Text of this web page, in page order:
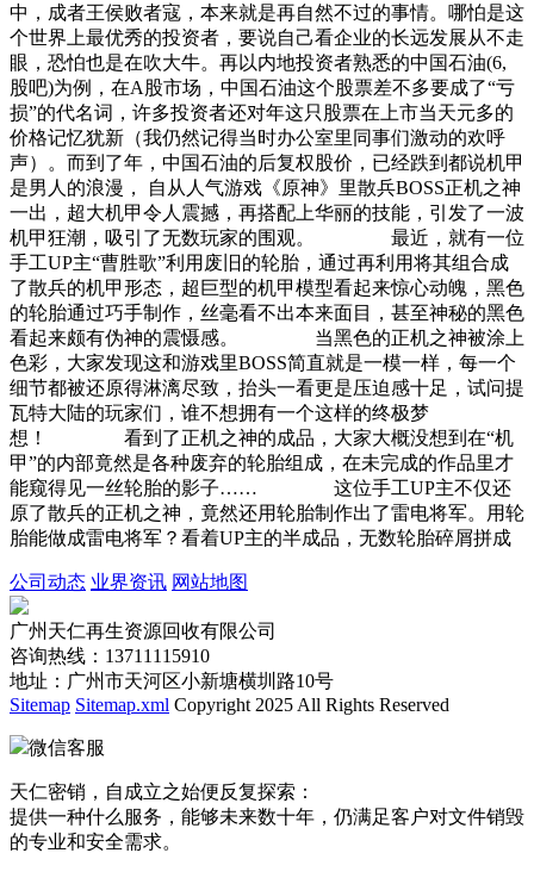
中，成者王侯败者寇，本来就是再自然不过的事情。哪怕是这
个世界上最优秀的投资者，要说自己看企业的长远发展从不走
眼，恐怕也是在吹大牛。再以内地投资者熟悉的中国石油(6,
股吧)为例，在A股市场，中国石油这个股票差不多要成了“亏
损”的代名词，许多投资者还对年这只股票在上市当天元多的
价格记忆犹新（我仍然记得当时办公室里同事们激动的欢呼
声）。而到了年，中国石油的后复权股价，已经跌到都说机甲
是男人的浪漫， 自从人气游戏《原神》里散兵BOSS正机之神
一出，超大机甲令人震撼，再搭配上华丽的技能，引发了一波
机甲狂潮，吸引了无数玩家的围观。 最近，就有一位
手工UP主“曹胜歌”利用废旧的轮胎，通过再利用将其组合成
了散兵的机甲形态，超巨型的机甲模型看起来惊心动魄，黑色
的轮胎通过巧手制作，丝毫看不出本来面目，甚至神秘的黑色
看起来颇有伪神的震慑感。 当黑色的正机之神被涂上
色彩，大家发现这和游戏里BOSS简直就是一模一样，每一个
细节都被还原得淋漓尽致，抬头一看更是压迫感十足，试问提
瓦特大陆的玩家们，谁不想拥有一个这样的终极梦
想！ 看到了正机之神的成品，大家大概没想到在“机
甲”的内部竟然是各种废弃的轮胎组成，在未完成的作品里才
能窥得见一丝轮胎的影子…… 这位手工UP主不仅还
原了散兵的正机之神，竟然还用轮胎制作出了雷电将军。用轮
胎能做成雷电将军？看着UP主的半成品，无数轮胎碎屑拼成
公司动态 业界资讯 网站地图
广州天仁再生资源回收有限公司
咨询热线：13711115910
地址：广州市天河区小新塘横圳路10号
Sitemap Sitemap.xml Copyright 2025 All Rights Reserved
微信客服
天仁密销，自成立之始便反复探索：
提供一种什么服务，能够未来数十年，仍满足客户对文件销毁
的专业和安全需求。